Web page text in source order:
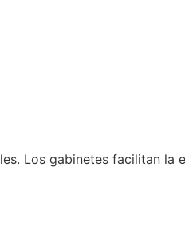
Los gabinetes facilitan la